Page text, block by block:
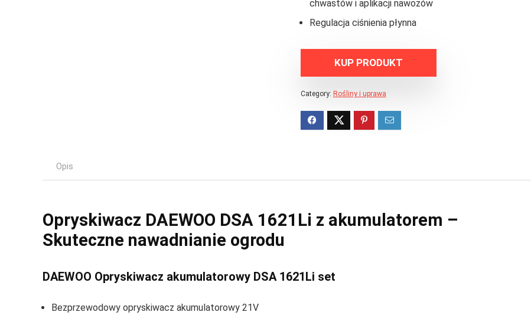
chwastów i aplikacji nawozów
Regulacja ciśnienia płynna
KUP PRODUKT
Category: Rośliny i uprawa
Opis
Opryskiwacz DAEWOO DSA 1621Li z akumulatorem –
Skuteczne nawadnianie ogrodu
DAEWOO Opryskiwacz akumulatorowy DSA 1621Li set
Bezprzewodowy opryskiwacz akumulatorowy 21V